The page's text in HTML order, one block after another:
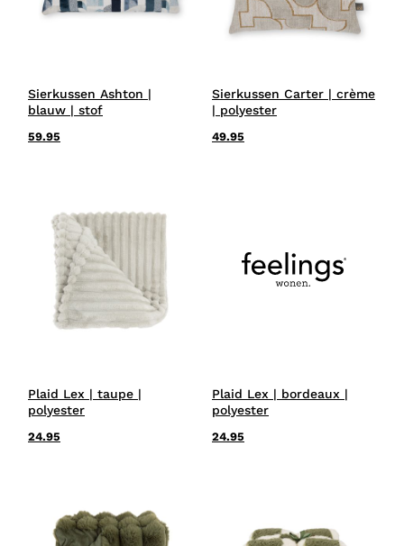
Sierkussen Ashton |
blauw | stof
59.95
Sierkussen Carter | crème
| polyester
49.95
Plaid Lex | taupe |
polyester
24.95
Plaid Lex | bordeaux |
polyester
24.95